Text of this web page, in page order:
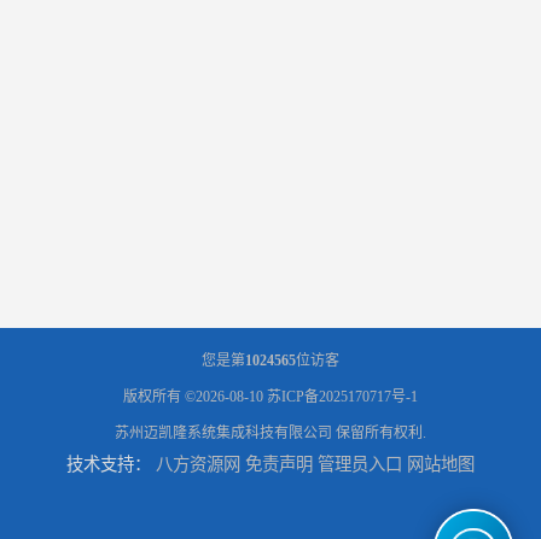
您是第1024565位访客
版权所有 ©2026-08-10 苏ICP备2025170717号-1
苏州迈凯隆系统集成科技有限公司 保留所有权利.
技术支持： 八方资源网 免责声明 管理员入口 网站地图